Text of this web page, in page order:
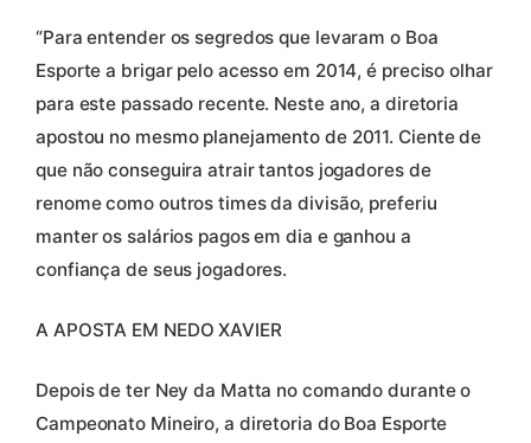
“Para entender os segredos que levaram o Boa
Esporte a brigar pelo acesso em 2014, é preciso olhar
para este passado recente. Neste ano, a diretoria
apostou no mesmo planejamento de 2011. Ciente de
que não conseguira atrair tantos jogadores de
renome como outros times da divisão, preferiu
manter os salários pagos em dia e ganhou a
confiança de seus jogadores.
A APOSTA EM NEDO XAVIER
Depois de ter Ney da Matta no comando durante o
Campeonato Mineiro, a diretoria do Boa Esporte